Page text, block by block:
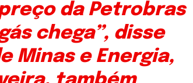
da Petrobras
chega”, disse
Minas e Energia,